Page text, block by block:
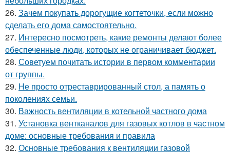
26. Зачем покупать дорогущие когтеточки, если можно
сделать его дома самостоятельно.
27. Интересно посмотреть, какие ремонты делают более
обеспеченные люди, которых не ограничивает бюджет.
28. Советуем почитать истории в первом комментарии
от группы.
29. Не просто отреставрированный стол, а память о
поколениях семьи.
30. Важность вентиляции в котельной частного дома
31. Установка вентканалов для газовых котлов в частном
доме: основные требования и правила
32. Основные требования к вентиляции газовой